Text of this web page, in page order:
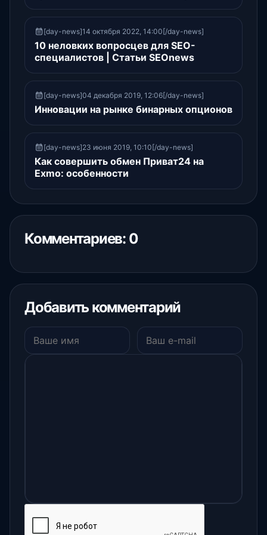
[day-news]14 октября 2022, 14:00[/day-news]
10 неловких вопросцев для SEO-
специалистов | Статьи SEOnews
[day-news]04 декабря 2019, 12:06[/day-news]
Инновации на рынке бинарных опционов
[day-news]23 июня 2019, 10:10[/day-news]
Как совершить обмен Приват24 на
Exmo: особенности
Комментариев: 0
Добавить комментарий